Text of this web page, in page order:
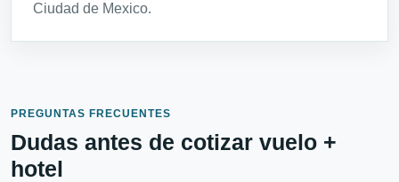
Ciudad de Mexico.
PREGUNTAS FRECUENTES
Dudas antes de cotizar vuelo +
hotel